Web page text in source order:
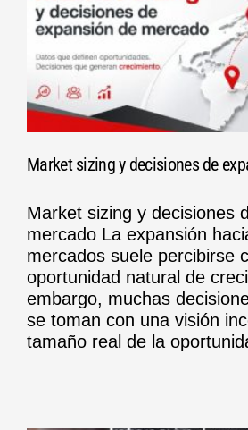
Market sizing y decisiones de
Market sizing y decisiones
mercado La expansión
mercados suele percibirse
oportunidad natural de
embargo, muchas
se toman con una visión
tamaño real de la